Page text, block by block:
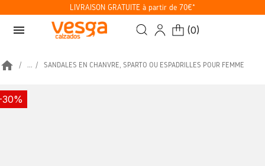
LIVRAISON GRATUITE à partir de 70€*
menu (0)
home ... SANDALES EN CHANVRE, SPARTO OU ESPADRILLES POUR FEMME